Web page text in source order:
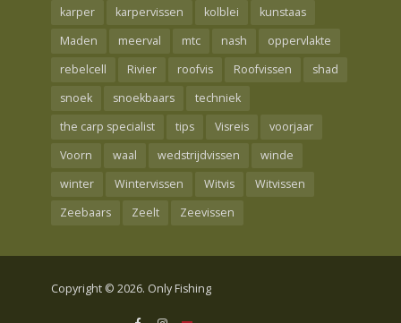
karper
karpervissen kolblei
kunstaas
Maden
meerval mtc nash
oppervlakte
rebelcell
Rivier roofvis Roofvissen
shad
snoek
snoekbaars
techniek
the carp specialist
tips Visreis
voorjaar
Voorn
waal wedstrijdvissen
winde
winter
Wintervissen Witvis
Witvissen
Zeebaars
Zeelt Zeevissen
Copyright © 2026. Only Fishing